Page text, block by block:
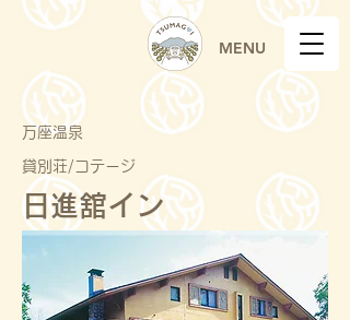
MENU
万座温泉
貸別荘/コテージ
日進舘イン